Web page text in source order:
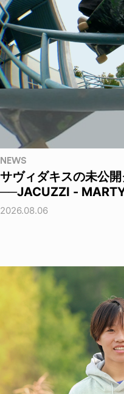
NEWS
サヴィダキスの未公
──JACUZZI -
2026.08.06